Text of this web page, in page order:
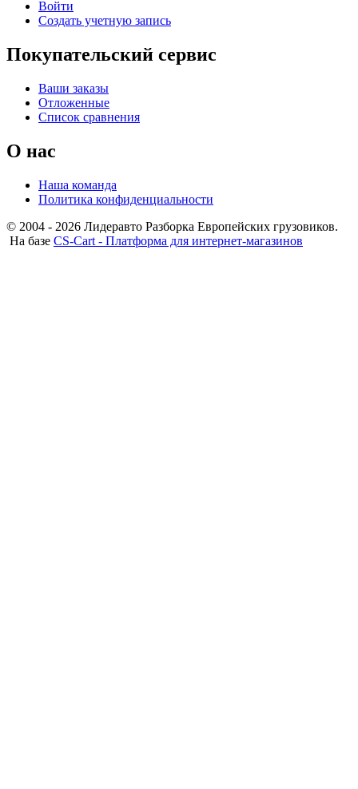
Войти
Создать учетную запись
Покупательский сервис
Ваши заказы
Отложенные
Список сравнения
О нас
Наша команда
Политика конфиденциальности
© 2004 - 2026 Лидеравто Разборка Европейских грузовиков.
На базе CS-Cart - Платформа для интернет-магазинов